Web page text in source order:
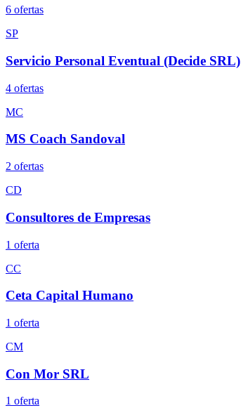
6 ofertas
SP
Servicio Personal Eventual (Decide SRL)
4 ofertas
MC
MS Coach Sandoval
2 ofertas
CD
Consultores de Empresas
1 oferta
CC
Ceta Capital Humano
1 oferta
CM
Con Mor SRL
1 oferta